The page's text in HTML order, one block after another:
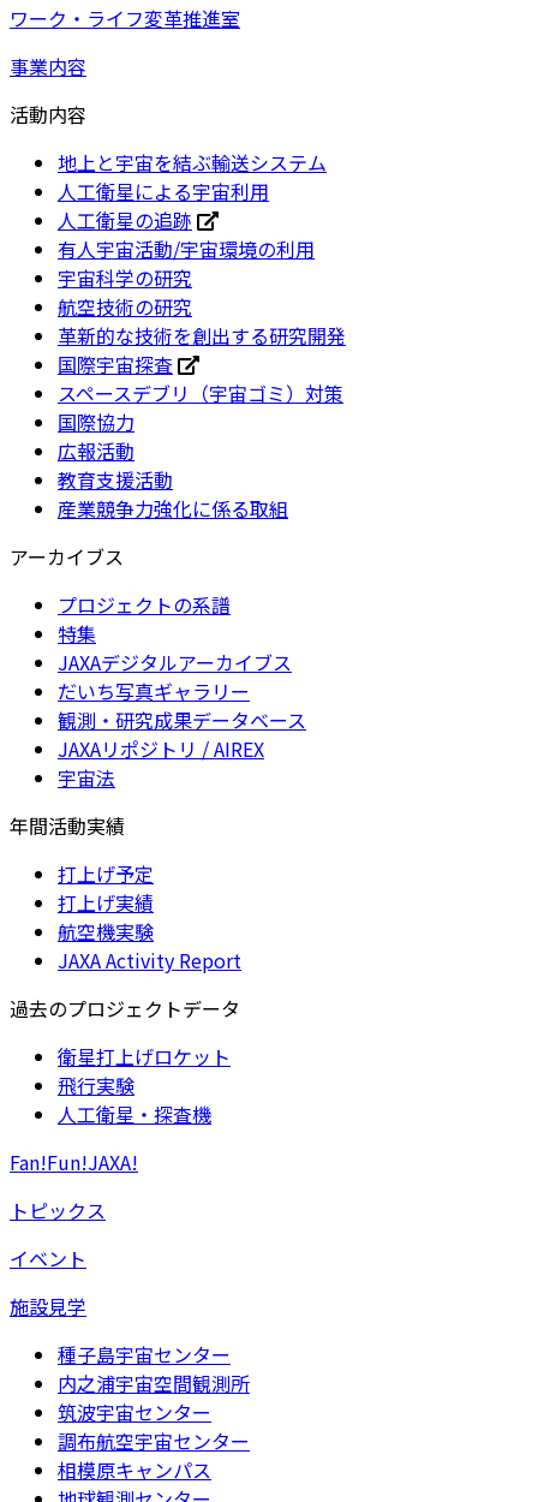
ワーク・ライフ変革推進室
事業内容
活動内容
地上と宇宙を結ぶ輸送システム
人工衛星による宇宙利用
人工衛星の追跡
有人宇宙活動/宇宙環境の利用
宇宙科学の研究
航空技術の研究
革新的な技術を創出する研究開発
国際宇宙探査
スペースデブリ（宇宙ゴミ）対策
国際協力
広報活動
教育支援活動
産業競争力強化に係る取組
アーカイブス
プロジェクトの系譜
特集
JAXAデジタルアーカイブス
だいち写真ギャラリー
観測・研究成果データベース
JAXAリポジトリ / AIREX
宇宙法
年間活動実績
打上げ予定
打上げ実績
航空機実験
JAXA Activity Report
過去のプロジェクトデータ
衛星打上げロケット
飛行実験
人工衛星・探査機
Fan!Fun!JAXA!
トピックス
イベント
施設見学
種子島宇宙センター
内之浦宇宙空間観測所
筑波宇宙センター
調布航空宇宙センター
相模原キャンパス